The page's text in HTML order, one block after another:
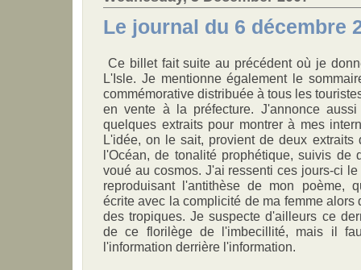
Le journal du 6 décembre
Ce billet fait suite au précédent où je
L'Isle. Je mentionne également le
commémorative distribuée à tous les
en vente à la préfecture. J'annonce
quelques extraits pour montrer à mes
L'idée, on le sait, provient de deux extraits
l'Océan, de tonalité prophétique, suivis de
voué au cosmos. J'ai ressenti ces jours-ci
reproduisant l'antithèse de mon poème,
écrite avec la complicité de ma femme
des tropiques. Je suspecte d'ailleurs ce
de ce florilège de l'imbecillité, mais il
l'information derrière l'information.